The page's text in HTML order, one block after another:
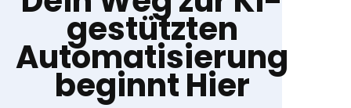
gestützten
Automatisierung
beginnt Hier